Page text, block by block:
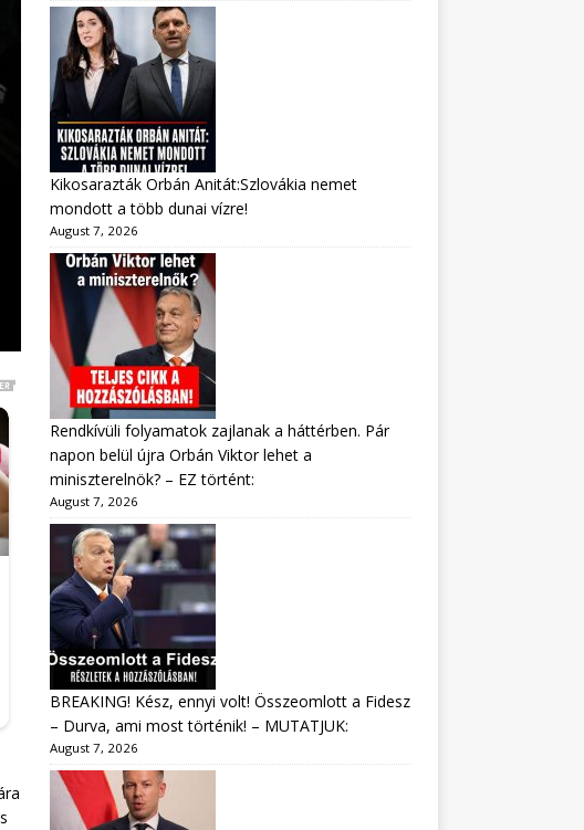
Kikosarazták Orbán Anitát:Szlovákia nemet
mondott a több dunai vízre!
August 7, 2026
Rendkívüli folyamatok zajlanak a háttérben. Pár
napon belül újra Orbán Viktor lehet a
miniszterelnök? – EZ történt:
August 7, 2026
BREAKING! Kész, ennyi volt! Összeomlott a Fidesz
– Durva, ami most történik! – MUTATJUK:
August 7, 2026